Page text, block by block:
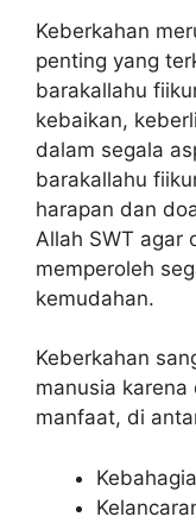
Keberkahan
penting yang
barakallahu
kebaikan,
dalam segala
barakallahu
harapan dan
Allah SWT agar
memperoleh
kemudahan.
Keberkahan
manusia
manfaat, di